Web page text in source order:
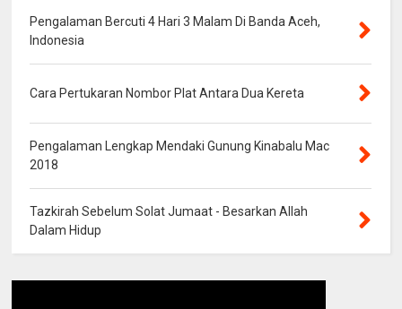
Pengalaman Bercuti 4 Hari 3 Malam Di Banda Aceh,
Indonesia
Cara Pertukaran Nombor Plat Antara Dua Kereta
Pengalaman Lengkap Mendaki Gunung Kinabalu Mac
2018
Tazkirah Sebelum Solat Jumaat - Besarkan Allah
Dalam Hidup